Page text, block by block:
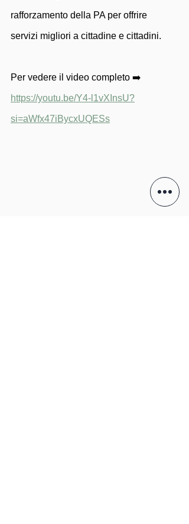
rafforzamento della PA per offrire
servizi migliori a cittadine e cittadini.
Per vedere il video completo ➡️
https://youtu.be/Y4-l1vXInsU?
si=aWfx47iBycxUQESs